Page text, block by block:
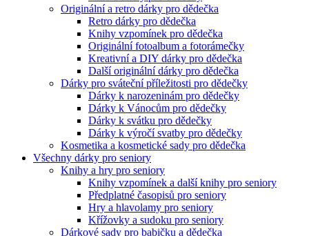
Originální a retro dárky pro dědečka
Retro dárky pro dědečka
Knihy vzpomínek pro dědečka
Originální fotoalbum a fotorámečky
Kreativní a DIY dárky pro dědečka
Další originální dárky pro dědečka
Dárky pro sváteční příležitosti pro dědečky
Dárky k narozeninám pro dědečky
Dárky k Vánocům pro dědečky
Dárky k svátku pro dědečky
Dárky k výročí svatby pro dědečky
Kosmetika a kosmetické sady pro dědečka
Všechny dárky pro seniory
Knihy a hry pro seniory
Knihy vzpomínek a další knihy pro seniory
Předplatné časopisů pro seniory
Hry a hlavolamy pro seniory
Křížovky a sudoku pro seniory
Dárkové sady pro babičku a dědečka